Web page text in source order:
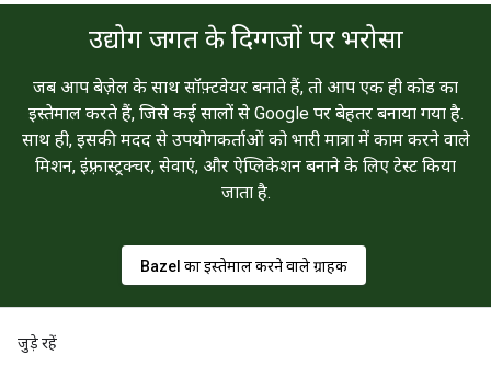
उद्योग जगत के दिग्गजों पर भरोसा
जब आप बेज़ेल के साथ सॉफ़्टवेयर बनाते हैं, तो आप एक ही कोड का
इस्तेमाल करते हैं, जिसे कई सालों से Google पर बेहतर बनाया गया है.
साथ ही, इसकी मदद से उपयोगकर्ताओं को भारी मात्रा में काम करने वाले
मिशन, इंफ़्रास्ट्रक्चर, सेवाएं, और ऐप्लिकेशन बनाने के लिए टेस्ट किया
जाता है.
Bazel का इस्तेमाल करने वाले ग्राहक
जुड़े रहें